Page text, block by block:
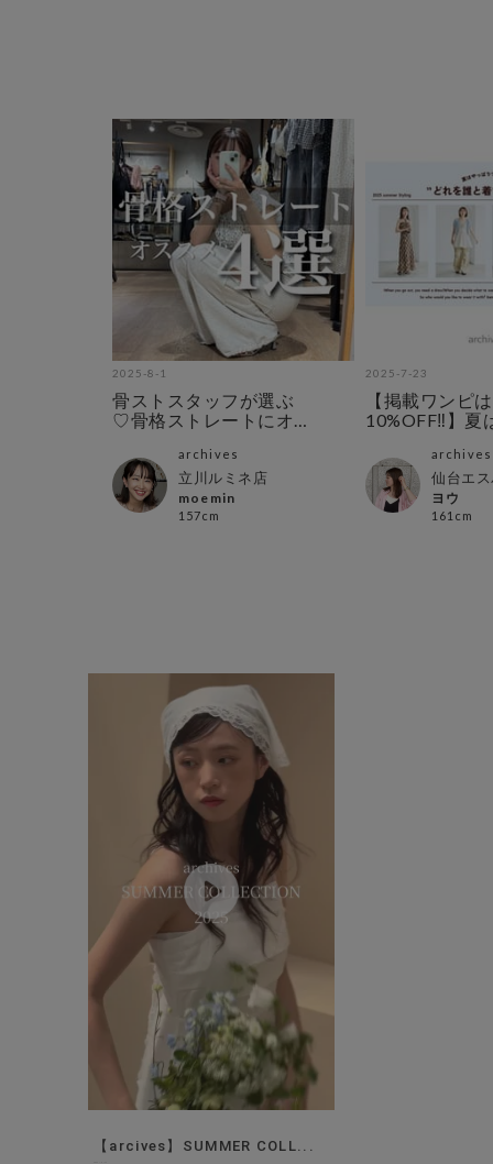
2025-8-1
骨ストスタッフが選ぶ
♡骨格ストレートにオ
archives
立川ルミネ店
moemin
157cm
2025-7-23
【掲載ワンピは
10%OFF‼︎】夏
archives
仙台エ
ヨウ
161cm
【arcives】SUMMER COLL...